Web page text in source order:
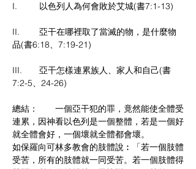
I.         以色列人為何會敗於艾城(書7:1-13)
II.        亞干在哪裡取了當滅的物，是什麼物
品(書6:18、7:19-21)
III.       亞干怎樣連累族人、家人和自己(書
7:2-5、24-26)
總結：       一個亞干犯的罪，竟然能使全體受
連累，因神看以色列是一個整體，若是一個好
就全體會好，一個壞就全體都會壞。
如保羅向可林多教會的肢體說︰「若一個肢體
受苦，所有的肢體就一同受苦。若一個肢體得